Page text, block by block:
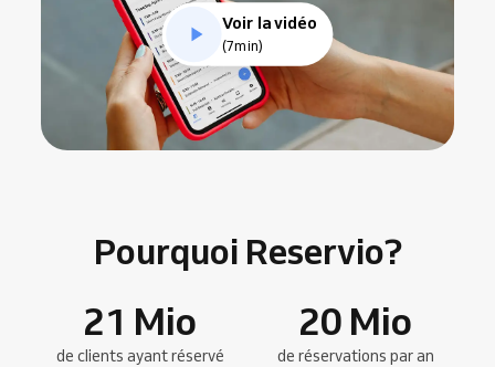
Voir la vidéo
(7min)
Pourquoi Reservio?
21 Mio
de clients ayant réservé
20 Mio
de réservations par an